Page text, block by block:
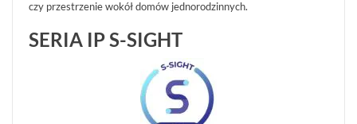
AKCESORIA
WIEŻE
MOBILNE
czy przestrzenie wokół domów jednorodzinnych.
SERIA IP S-SIGHT